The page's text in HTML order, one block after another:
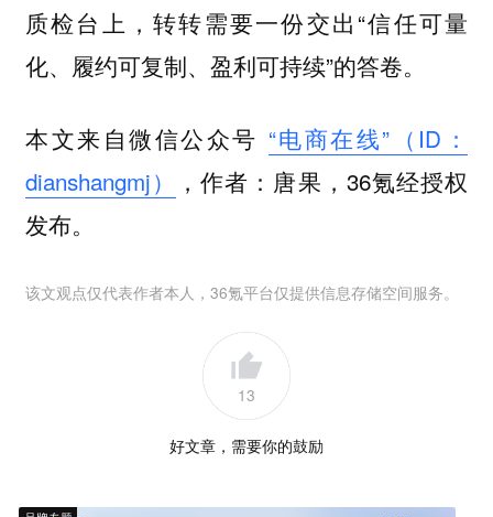
质检台上，转转需要一份交出“信任可量
化、履约可复制、盈利可持续”的答卷。
本文来自微信公众号 “电商在线”（ID：
dianshangmj）
，作者：唐果，36氪经授权
发布。
该文观点仅代表作者本人，36氪平台仅提供信息存储空间服务。
13
好文章，需要你的鼓励